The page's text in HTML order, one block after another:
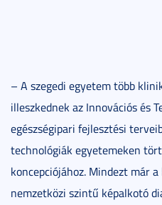
– A szegedi egyetem több
illeszkednek az Innovációs és
egészségipari fejlesztési
technológiák egyetemeken
koncepciójához. Mindezt már
nemzetközi szintű képalkotó